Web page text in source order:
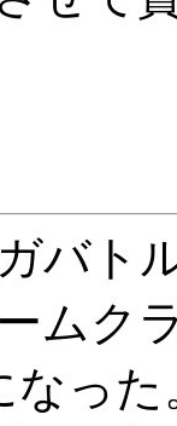
バト
ムク
なった